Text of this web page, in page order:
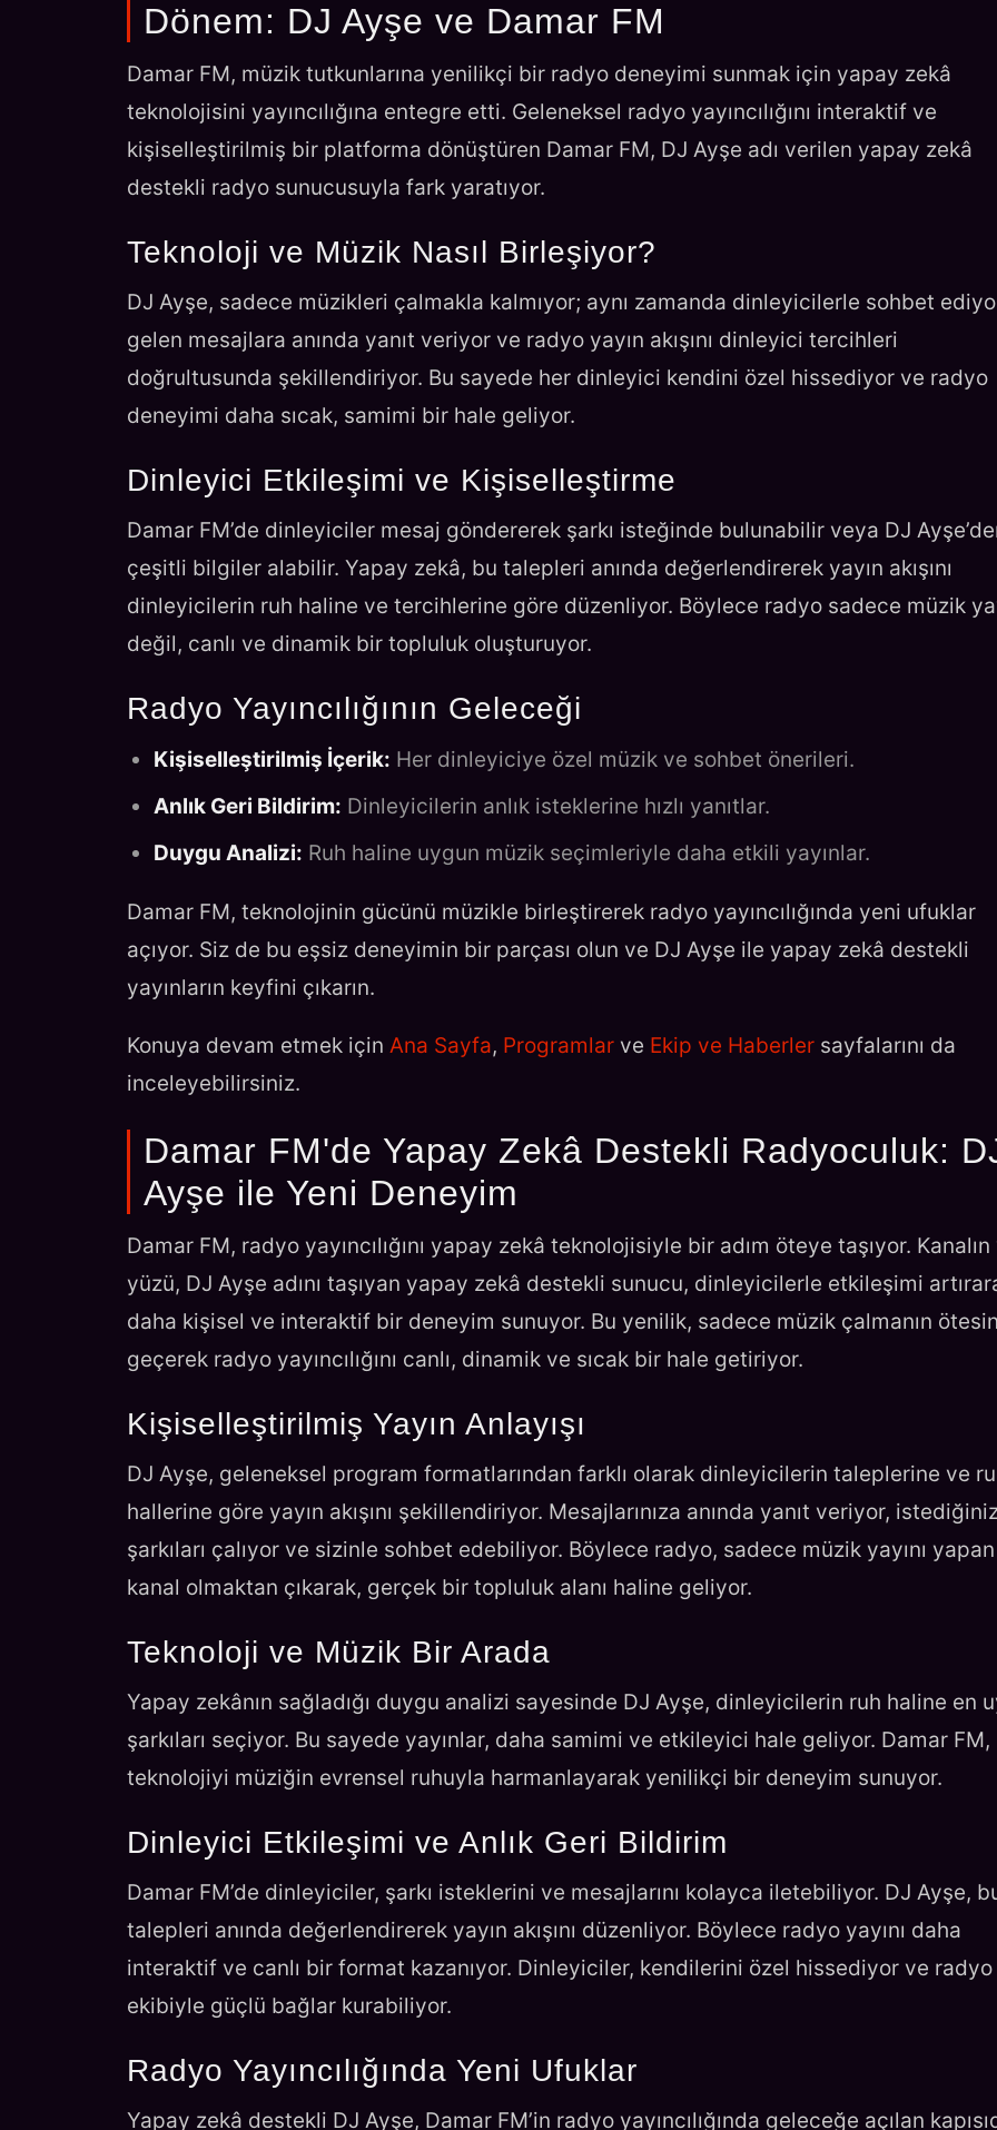
Dönem: DJ Ayşe ve Damar FM
Damar FM, müzik tutkunlarına yenilikçi bir radyo deneyimi sunmak için yapay zekâ
teknolojisini yayıncılığına entegre etti. Geleneksel radyo yayıncılığını interaktif ve
kişiselleştirilmiş bir platforma dönüştüren Damar FM, DJ Ayşe adı verilen yapay zekâ
destekli radyo sunucusuyla fark yaratıyor.
Teknoloji ve Müzik Nasıl Birleşiyor?
DJ Ayşe, sadece müzikleri çalmakla kalmıyor; aynı zamanda dinleyicilerle sohbet
gelen mesajlara anında yanıt veriyor ve radyo yayın akışını dinleyici tercihleri
doğrultusunda şekillendiriyor. Bu sayede her dinleyici kendini özel hissediyor ve radyo
deneyimi daha sıcak, samimi bir hale geliyor.
Dinleyici Etkileşimi ve Kişiselleştirme
Damar FM’de dinleyiciler mesaj göndererek şarkı isteğinde bulunabilir veya DJ
çeşitli bilgiler alabilir. Yapay zekâ, bu talepleri anında değerlendirerek yayın akışını
dinleyicilerin ruh haline ve tercihlerine göre düzenliyor. Böylece radyo sadece müzik
değil, canlı ve dinamik bir topluluk oluşturuyor.
Radyo Yayıncılığının Geleceği
Kişiselleştirilmiş İçerik: Her dinleyiciye özel müzik ve sohbet önerileri.
Anlık Geri Bildirim: Dinleyicilerin anlık isteklerine hızlı yanıtlar.
Duygu Analizi: Ruh haline uygun müzik seçimleriyle daha etkili yayınlar.
Damar FM, teknolojinin gücünü müzikle birleştirerek radyo yayıncılığında yeni ufuklar
açıyor. Siz de bu eşsiz deneyimin bir parçası olun ve DJ Ayşe ile yapay zekâ destekli
yayınların keyfini çıkarın.
Konuya devam etmek için Ana Sayfa, Programlar ve Ekip ve Haberler sayfalarını da
inceleyebilirsiniz.
Damar FM'de Yapay Zekâ Destekli Radyoculuk:
Ayşe ile Yeni Deneyim
Damar FM, radyo yayıncılığını yapay zekâ teknolojisiyle bir adım öteye taşıyor.
yüzü, DJ Ayşe adını taşıyan yapay zekâ destekli sunucu, dinleyicilerle etkileşimi
daha kişisel ve interaktif bir deneyim sunuyor. Bu yenilik, sadece müzik çalmanın
geçerek radyo yayıncılığını canlı, dinamik ve sıcak bir hale getiriyor.
Kişiselleştirilmiş Yayın Anlayışı
DJ Ayşe, geleneksel program formatlarından farklı olarak dinleyicilerin taleplerine ve
hallerine göre yayın akışını şekillendiriyor. Mesajlarınıza anında yanıt veriyor,
şarkıları çalıyor ve sizinle sohbet edebiliyor. Böylece radyo, sadece müzik yayını
kanal olmaktan çıkarak, gerçek bir topluluk alanı haline geliyor.
Teknoloji ve Müzik Bir Arada
Yapay zekânın sağladığı duygu analizi sayesinde DJ Ayşe, dinleyicilerin ruh haline en
şarkıları seçiyor. Bu sayede yayınlar, daha samimi ve etkileyici hale geliyor. Damar FM,
teknolojiyi müziğin evrensel ruhuyla harmanlayarak yenilikçi bir deneyim sunuyor.
Dinleyici Etkileşimi ve Anlık Geri Bildirim
Damar FM’de dinleyiciler, şarkı isteklerini ve mesajlarını kolayca iletebiliyor. DJ Ayşe,
talepleri anında değerlendirerek yayın akışını düzenliyor. Böylece radyo yayını daha
interaktif ve canlı bir format kazanıyor. Dinleyiciler, kendilerini özel hissediyor ve radyo
ekibiyle güçlü bağlar kurabiliyor.
Radyo Yayıncılığında Yeni Ufuklar
Yapay zekâ destekli DJ Ayşe, Damar FM’in radyo yayıncılığında geleceğe açılan